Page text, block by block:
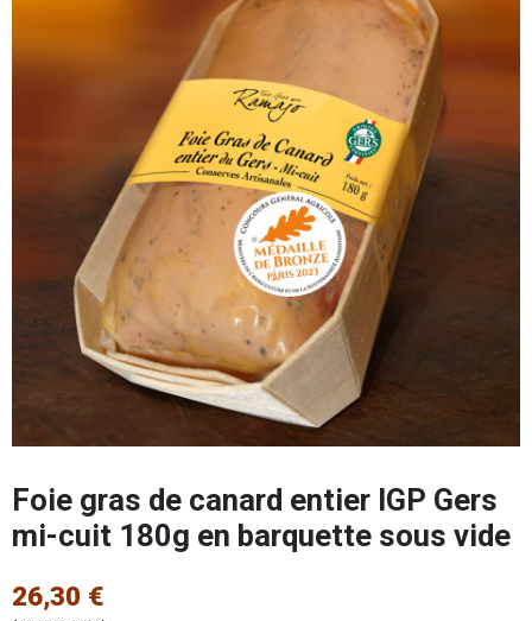
Foie gras de canard entier IGP Gers
mi-cuit 180g en barquette sous vide
26,30 €